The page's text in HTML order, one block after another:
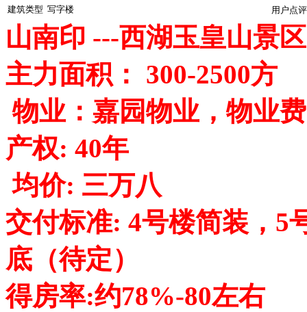
建筑类型 写字楼 用户点评
山南印 ---西湖玉皇山景
主力面积： 300-
物业：嘉园物业，物业
产权: 40年 总
均价: 三万八
交付标准: 4号楼简装，5
底（待定）
得房率:约78%-